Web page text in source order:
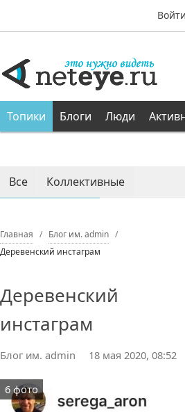
Войти
Топики Блоги Люди
Все Коллективные
Главная
Блог им. admin
Деревенский инстаграм
Деревенский
инстаграм
Блог им. admin 18 мая 2020, 08:52
6 фото